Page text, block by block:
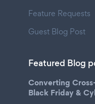
Feature Requests
Guest Blog Post
Featured Blog
Converting
Black Friday &